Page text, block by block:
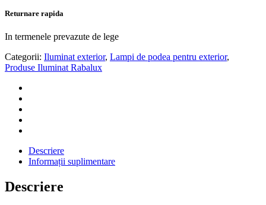
Returnare rapida
In termenele prevazute de lege
Categorii: Iluminat exterior, Lampi de podea pentru exterior,
Produse Iluminat Rabalux
Descriere
Informații suplimentare
Descriere